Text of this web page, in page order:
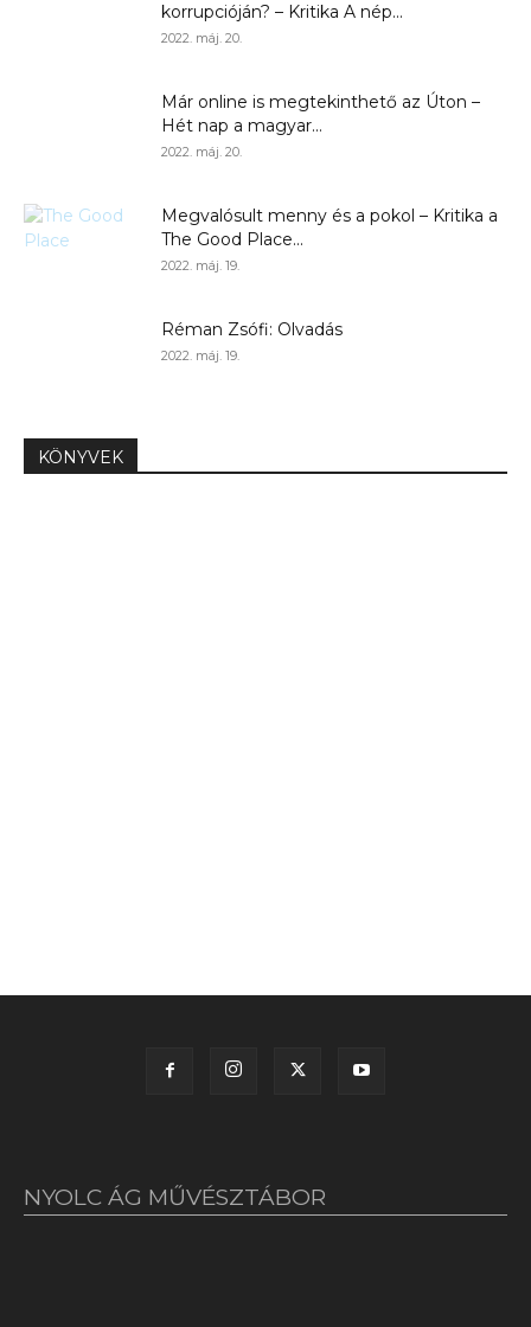
korrupcióján? – Kritika A nép...
2022. máj. 20.
Már online is megtekinthető az Úton –
Hét nap a magyar...
2022. máj. 20.
Megvalósult menny és a pokol – Kritika a
The Good Place...
2022. máj. 19.
Réman Zsófi: Olvadás
2022. máj. 19.
KÖNYVEK
NYOLC ÁG MŰVÉSZTÁBOR